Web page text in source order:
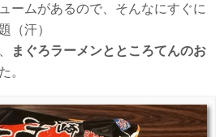
ームがあるので、そんなにすぐに
（汗）
まぐろラーメンとところてんのお
。